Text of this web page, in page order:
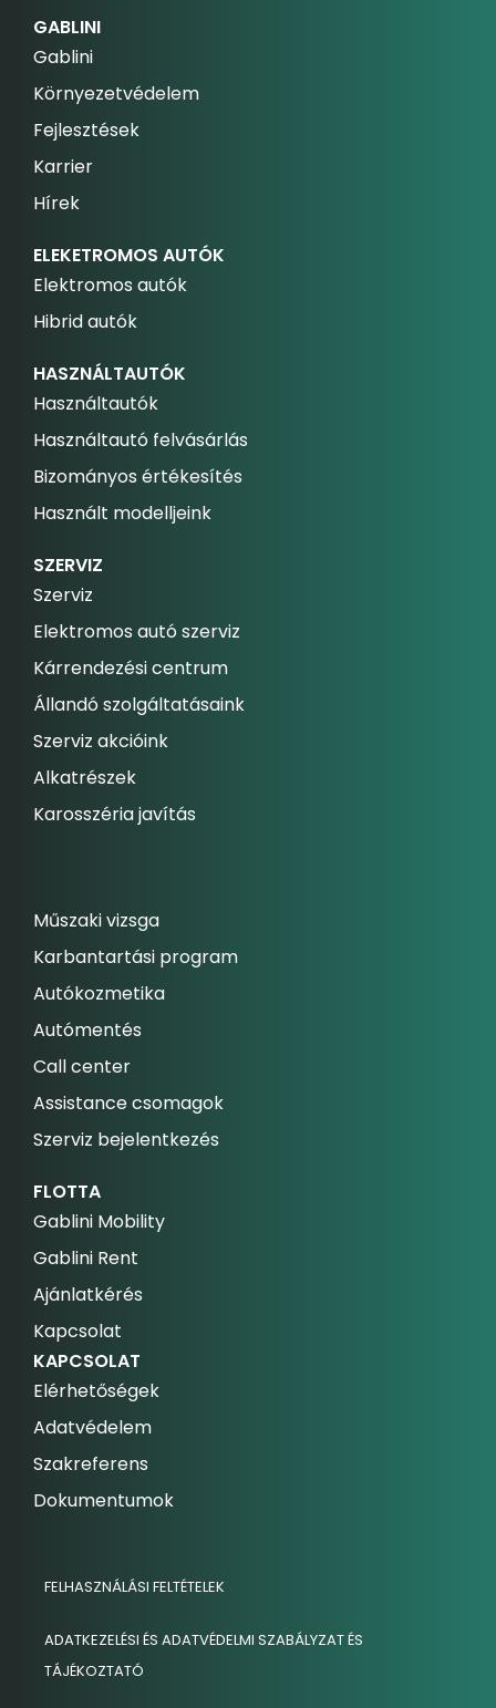
GABLINI
Gablini
Környezetvédelem
Fejlesztések
Karrier
Hírek
ELEKETROMOS AUTÓK
Elektromos autók
Hibrid autók
HASZNÁLTAUTÓK
Használtautók
Használtautó felvásárlás
Bizományos értékesítés
Használt modelljeink
SZERVIZ
Szerviz
Elektromos autó szerviz
Kárrendezési centrum
Állandó szolgáltatásaink
Szerviz akcióink
Alkatrészek
Karosszéria javítás
Műszaki vizsga
Karbantartási program
Autókozmetika
Autómentés
Call center
Assistance csomagok
Szerviz bejelentkezés
FLOTTA
Gablini Mobility
Gablini Rent
Ajánlatkérés
Kapcsolat
KAPCSOLAT
Elérhetőségek
Adatvédelem
Szakreferens
Dokumentumok
FELHASZNÁLÁSI FELTÉTELEK
ADATKEZELÉSI ÉS ADATVÉDELMI SZABÁLYZAT ÉS
TÁJÉKOZTATÓ